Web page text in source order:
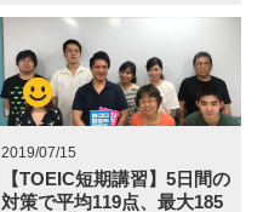
2019/07/15
【TOEIC短期講習】5日間の
対策で平均119点、最大185